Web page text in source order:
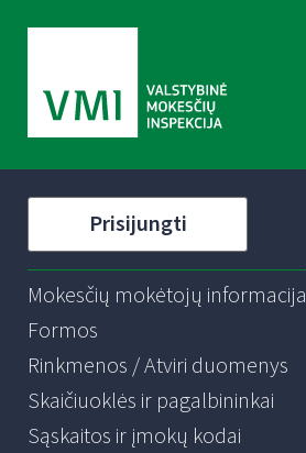
Prisijungti
Mokesčių mokėtojų informacija
Formos
Rinkmenos / Atviri duomenys
Skaičiuoklės ir pagalbininkai
Sąskaitos ir įmokų kodai